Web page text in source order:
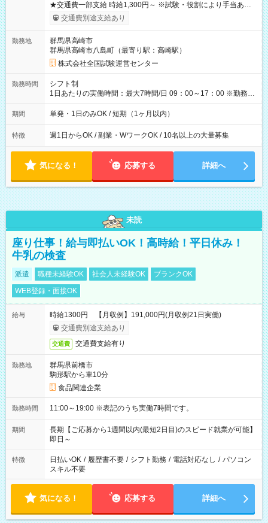
★交通費一部支給 時給1,300円～ ※試験・役割により手当あり
※勤務回数により昇給あり 【即給（前払い）オプションあ
り！】 希望される場合、勤務から1週間ほどで給与の一部を受け
例】 ・河合塾模擬試験 8:30～17:30（休憩1時間） 時給1,300円
×8時間＝日収10,400円＋交通費 ※当日の役割により時給＋100
円の場合あり ・国家試験 7:00～13:30（休憩なし） 時給1,300
円（役割手当＋100円）×6時間＝日収8,400円＋交通費 【試用期
間】試用期間なし
交通費別途支給あり
勤務地
群馬県高崎市
群馬県高崎市八島町（最寄り駅：高崎駅）
株式会社全国試験運営センター
勤務時間
シフト制
1日あたりの実働時間：最大7時間/日 09：00～17：00 ※勤務時
間は 試験により異なります。
期間 単発・1日のみOK / 短期（1ヶ月以内）
特徴 週1日からOK / 副業・WワークOK / 10名以上の大量募集
気になる！ 応募する 詳細へ
未読
座り仕事！給与即払いOK！高時給！平日休み！
牛乳の検査
派遣 職種未経験OK 社会人未経験OK
ブランクOK
WEB登録・面接OK
給与
時給1300円 【月収例】191,000円(月収例21日実働)
交通費別途支給あり
交通費 交通費支給有り
勤務地
群馬県前橋市
駒形駅から車10分
食品関連企業
勤務時間 11:00～19:00 ※表記のうち実働7時間です。
期間
長期【ご応募から1週間以内(最短2日目)のスピード就業が可能】
即日～
特徴 日払いOK / 履歴書不要 / シフト勤務 / 電話対応なし / パソコン
スキル不要
気になる！ 応募する 詳細へ